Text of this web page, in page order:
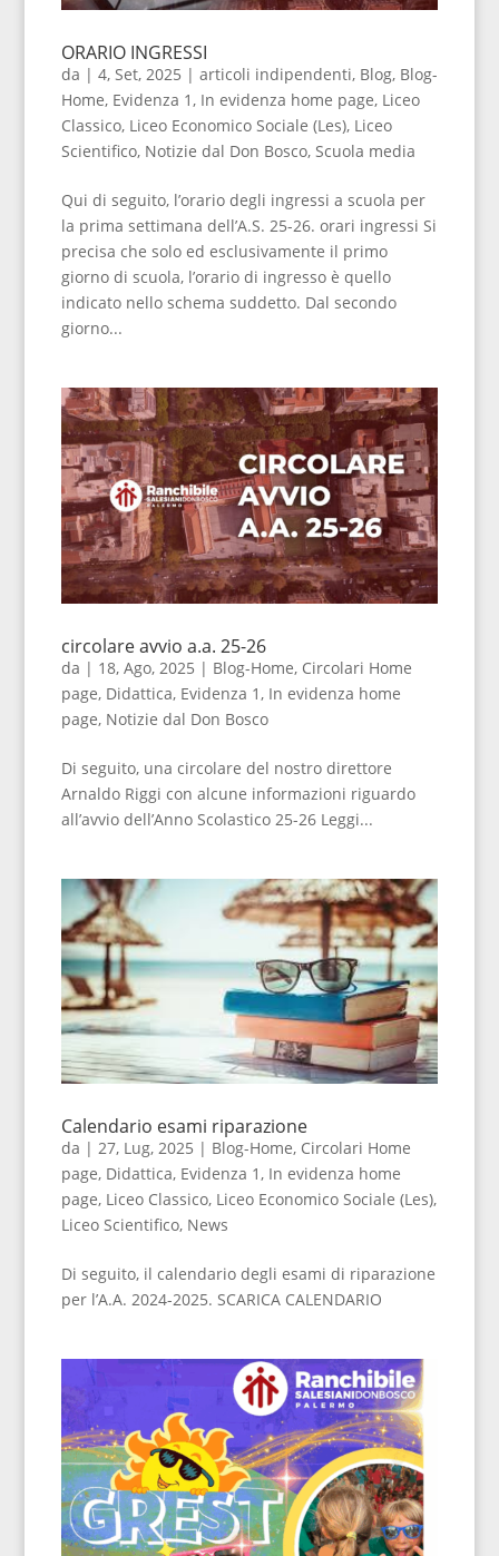
ORARIO INGRESSI
da | 4, Set, 2025 | articoli indipendenti, Blog, Blog-
Home, Evidenza 1, In evidenza home page, Liceo
Classico, Liceo Economico Sociale (Les), Liceo
Scientifico, Notizie dal Don Bosco, Scuola media
Qui di seguito, l’orario degli ingressi a scuola per
la prima settimana dell’A.S. 25-26. orari ingressi Si
precisa che solo ed esclusivamente il primo
giorno di scuola, l’orario di ingresso è quello
indicato nello schema suddetto. Dal secondo
giorno...
circolare avvio a.a. 25-26
da | 18, Ago, 2025 | Blog-Home, Circolari Home
page, Didattica, Evidenza 1, In evidenza home
page, Notizie dal Don Bosco
Di seguito, una circolare del nostro direttore
Arnaldo Riggi con alcune informazioni riguardo
all’avvio dell’Anno Scolastico 25-26 Leggi...
Calendario esami riparazione
da | 27, Lug, 2025 | Blog-Home, Circolari Home
page, Didattica, Evidenza 1 , In evidenza home
page, Liceo Classico, Liceo Economico Sociale (Les),
Liceo Scientifico, News
Di seguito, il calendario degli esami di riparazione
per l’A.A. 2024-2025. SCARICA CALENDARIO